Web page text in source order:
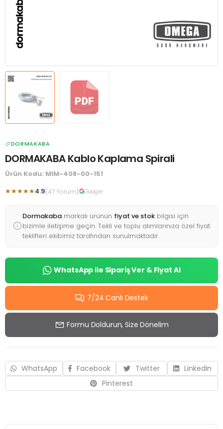
DORMAKABA
DORMAKABA Kablo Kaplama Spirali
Ürün Kodu: MIM-408-00-151
★★★★★4.9(47 Yorum) Google
Dormakaba markalı ürünün fiyat ve stok bilgisi için
bizimle iletişime geçin. Tekli ve toplu alımlarınıza özel fiyat
teklifleri ekibimiz tarafından sunulmaktadır.
WhatsApp ile Sipariş Ver & Fiyat Al
7/24 Canlı Destek
Formu Doldurun, Size Dönelim
WhatsApp Facebook Twitter
LinkedIn
Pinterest